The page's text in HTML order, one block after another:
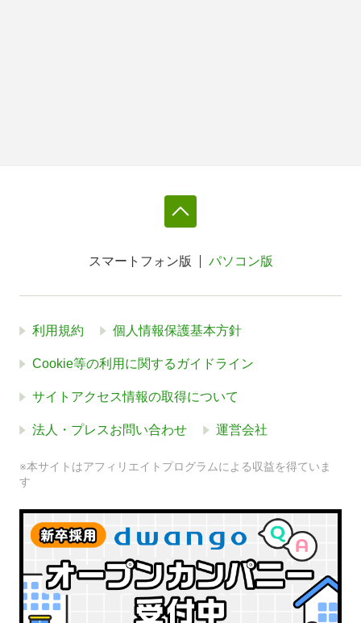
スマートフォン版 パソコン版
利用規約 個人情報保護基本方針
Cookie等の利用に関するガイドライン
サイトアクセス情報の取得について
法人・プレスお問い合わせ 運営会社
※本サイトはアフィリエイトプログラムによる収益を得ていま
す